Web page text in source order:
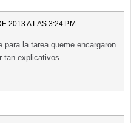
2013 A LAS 3:24 P.M.
la tarea queme encargaron
tan explicativos